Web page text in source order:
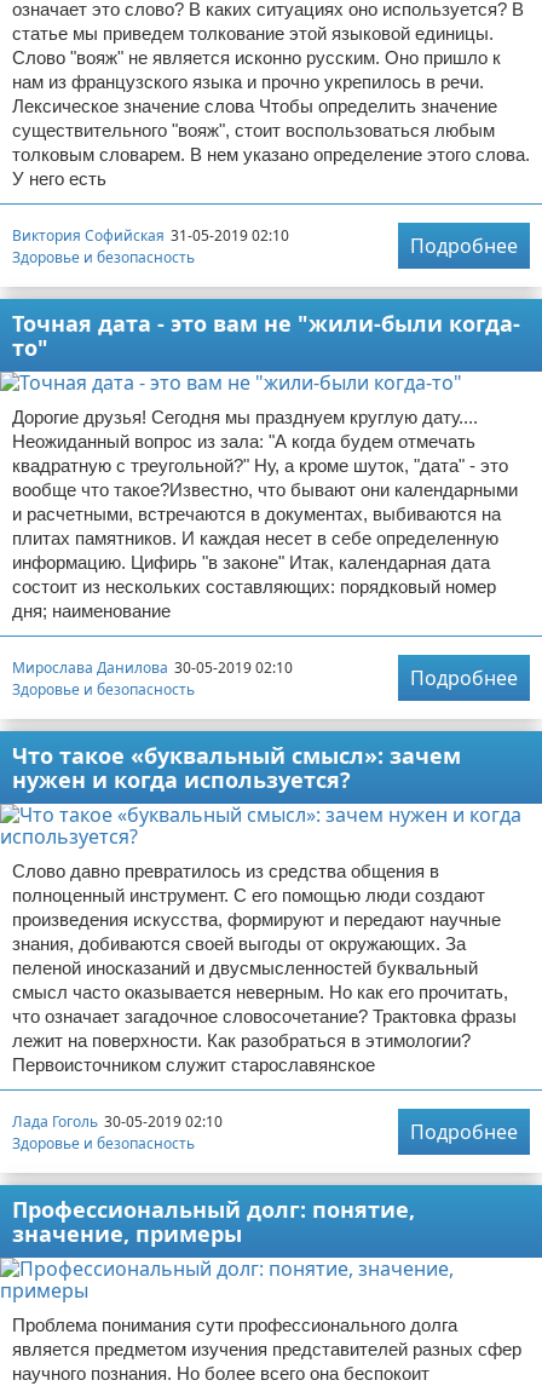
означает это слово? В каких ситуациях оно используется? В
статье мы приведем толкование этой языковой единицы.
Слово "вояж" не является исконно русским. Оно пришло к
нам из французского языка и прочно укрепилось в речи.
Лексическое значение слова Чтобы определить значение
существительного "вояж", стоит воспользоваться любым
толковым словарем. В нем указано определение этого слова.
У него есть
Виктория Софийская 31-05-2019 02:10
Здоровье и безопасность
Подробнее
Точная дата - это вам не "жили-были когда-
то"
Дорогие друзья! Сегодня мы празднуем круглую дату....
Неожиданный вопрос из зала: "А когда будем отмечать
квадратную с треугольной?" Ну, а кроме шуток, "дата" - это
вообще что такое?Известно, что бывают они календарными
и расчетными, встречаются в документах, выбиваются на
плитах памятников. И каждая несет в себе определенную
информацию. Цифирь "в законе" Итак, календарная дата
состоит из нескольких составляющих: порядковый номер
дня; наименование
Мирослава Данилова 30-05-2019 02:10
Здоровье и безопасность
Подробнее
Что такое «буквальный смысл»: зачем
нужен и когда используется?
Слово давно превратилось из средства общения в
полноценный инструмент. С его помощью люди создают
произведения искусства, формируют и передают научные
знания, добиваются своей выгоды от окружающих. За
пеленой иносказаний и двусмысленностей буквальный
смысл часто оказывается неверным. Но как его прочитать,
что означает загадочное словосочетание? Трактовка фразы
лежит на поверхности. Как разобраться в этимологии?
Первоисточником служит старославянское
Лада Гоголь 30-05-2019 02:10
Здоровье и безопасность
Подробнее
Профессиональный долг: понятие,
значение, примеры
Проблема понимания сути профессионального долга
является предметом изучения представителей разных сфер
научного познания. Но более всего она беспокоит